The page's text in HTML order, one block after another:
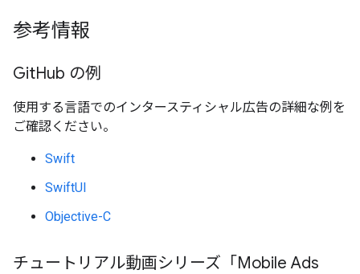
参考情報
GitHub の例
使用する言語でのインタースティシャル広告の詳細な例を
ご確認ください。
Swift
SwiftUI
Objective-C
チュートリアル動画シリーズ「Mobile Ads